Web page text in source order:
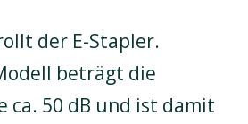
der E-Stapler.
beträgt die
ca. 50 dB und ist damit